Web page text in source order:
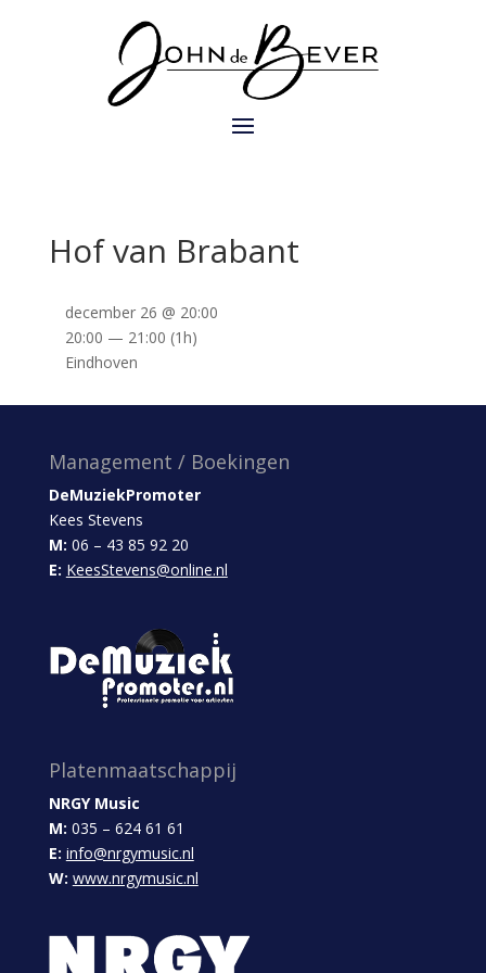
Hof van Brabant
december 26 @ 20:00
20:00 — 21:00 (1h)
Eindhoven
Management / Boekingen
DeMuziekPromoter
Kees Stevens
M: 06 – 43 85 92 20
E: KeesStevens@online.nl
Platenmaatschappij
NRGY Music
M: 035 – 624 61 61
E: info@nrgymusic.nl
W: www.nrgymusic.nl